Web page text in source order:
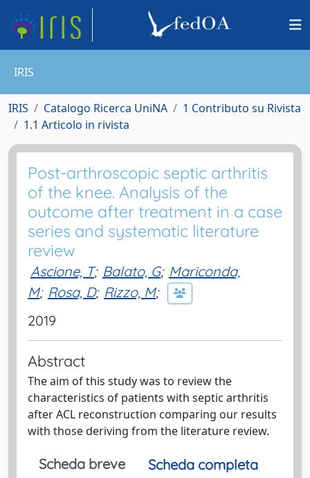
IRIS
IRIS Catalogo Ricerca UniNA
1 Contributo su Rivista
1.1 Articolo in rivista
Post-arthroscopic septic arthritis
of the knee. Analysis of the
outcome after treatment in a case
series and systematic literature
review
Ascione, T; Balato, G; Mariconda,
M; Rosa, D; Rizzo, M;
2019
Abstract
The aim of this study was to review the
characteristics of patients with septic arthritis
after ACL reconstruction comparing our results
with those deriving from the literature review.
Scheda breve
Scheda completa